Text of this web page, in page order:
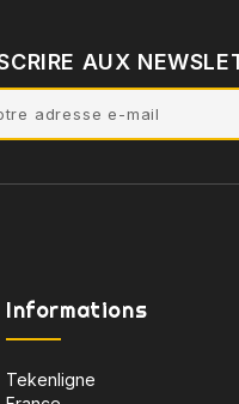
AUX
Informations
Tekenligne